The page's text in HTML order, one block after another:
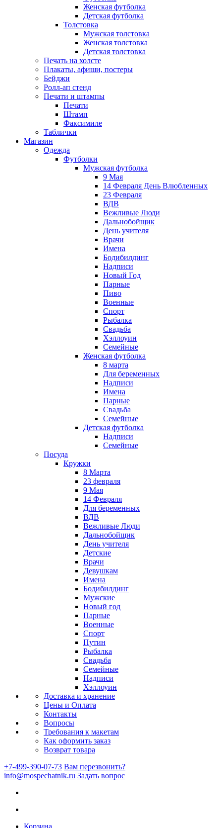
Женская футболка
Детская футболка
Толстовка
Мужская толстовка
Женская толстовка
Детская толстовка
Печать на холсте
Плакаты, афиши, постеры
Бейджи
Ролл-ап стенд
Печати и штампы
Печати
Штамп
Факсимиле
Таблички
Магазин
Одежда
Футболки
Мужская футболка
9 Мая
14 Февраля День Влюбленных
23 Февраля
ВДВ
Вежливые Люди
Дальнобойщик
День учителя
Врачи
Имена
Бодибилдинг
Надписи
Новый Год
Парные
Пиво
Военные
Спорт
Рыбалка
Свадьба
Хэллоуин
Семейные
Женская футболка
8 марта
Для беременных
Надписи
Имена
Парные
Свадьба
Семейные
Детская футболка
Надписи
Семейные
Посуда
Кружки
8 Марта
23 февраля
9 Мая
14 Февраля
Для беременных
ВДВ
Вежливые Люди
Дальнобойщик
День учителя
Детские
Врачи
Девушкам
Имена
Бодибилдинг
Мужские
Новый год
Парные
Военные
Спорт
Путин
Рыбалка
Свадьба
Семейные
Надписи
Хэллоуин
Доставка и хранение
Цены и Оплата
Контакты
Вопросы
Требования к макетам
Как оформить заказ
Возврат товара
+7-499-390-07-73 Вам перезвонить?
info@mospechatnik.ru Задать вопрос
Корзина